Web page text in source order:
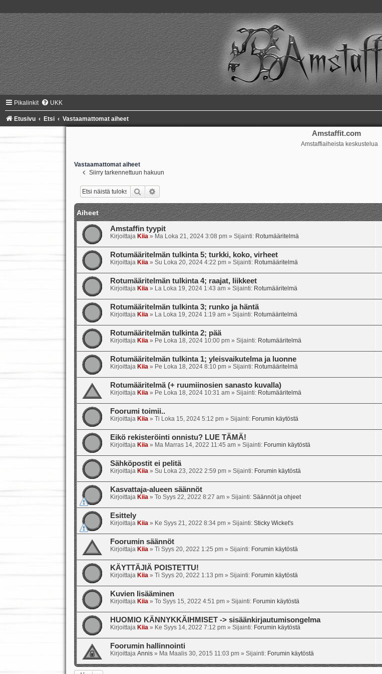
Pikalinkit UKK
Etusivu Etsi Vastaamattomat aiheet
Amstaffit.com
Amstaffiaiheista keskustelua
Vastaamattomat aiheet
Siirry tarkennettuun hakuun
Etsi
Aiheet
Amstaffin tyypit
Kirjoittaja Kiia» Ma Loka 21, 2024 3:08 pm» Sijainti: Rotumääritelmä
Rotumääritelmän tulkinta 5; turkki, koko, virheet
Kirjoittaja Kiia» Su Loka 20, 2024 4:22 pm» Sijainti: Rotumääritelmä
Rotumääritelmän tulkinta 4; raajat, liikkeet
Kirjoittaja Kiia» La Loka 19, 2024 1:43 am» Sijainti: Rotumääritelmä
Rotumääritelmän tulkinta 3; runko ja häntä
Kirjoittaja Kiia» La Loka 19, 2024 1:19 am» Sijainti: Rotumääritelmä
Rotumääritelmän tulkinta 2; pää
Kirjoittaja Kiia» Pe Loka 18, 2024 10:00 pm» Sijainti: Rotumääritelmä
Rotumääritelmän tulkinta 1; yleisvaikutelma ja luonne
Kirjoittaja Kiia» Pe Loka 18, 2024 8:10 pm» Sijainti: Rotumääritelmä
Rotumääritelmä (+ ruumiinosien sanasto kuvalla)
Kirjoittaja Kiia» Pe Loka 18, 2024 10:31 am» Sijainti: Rotumääritelmä
Foorumi toimii..
Kirjoittaja Kiia» Ti Loka 15, 2024 5:12 pm» Sijainti: Forumin käytöstä
Eikö rekisteröinti onnistu? LUE TÄMÄ!
Kirjoittaja Kiia» Ma Marras 14, 2022 11:45 am» Sijainti: Forumin käytöstä
Sähköpostit ei pelitä
Kirjoittaja Kiia» Su Loka 23, 2022 2:59 pm» Sijainti: Forumin käytöstä
Kasvattaja-alueen säännöt
Kirjoittaja Kiia» To Syys 22, 2022 8:27 am» Sijainti: Säännöt ja ohjeet
Esittely
Kirjoittaja Kiia» Ke Syys 21, 2022 8:34 pm» Sijainti: Sticky Wicket's
Foorumin säännöt
Kirjoittaja Kiia» Ti Syys 20, 2022 1:25 pm» Sijainti: Forumin käytöstä
KÄYTTÄJIÄ POISTETTU!
Kirjoittaja Kiia» Ti Syys 20, 2022 1:13 pm» Sijainti: Forumin käytöstä
Kuvien lisääminen
Kirjoittaja Kiia» To Syys 15, 2022 4:51 pm» Sijainti: Forumin käytöstä
HUOMIO KÄNNYKKÄIHMISET -> sisäänkirjautumisongelma
Kirjoittaja Kiia» Ke Syys 14, 2022 7:12 pm» Sijainti: Forumin käytöstä
Foorumin hallinnointi
Kirjoittaja Annis» Ma Maalis 30, 2015 11:03 pm» Sijainti: Forumin käytöstä